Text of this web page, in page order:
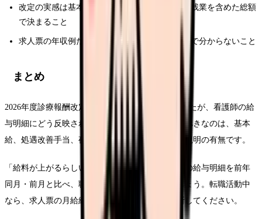
改定の実感は基本給だけでなく、賞与・夜勤・残業を含めた総額
で決まること
求人票の年収例だけでは、評価料の算定状況まで分からないこと
まとめ
2026年度診療報酬改定は2026年6月に施行されましたが、看護師の給
与明細にどう反映されるかは職場次第です。見るべきなのは、基本
給、処遇改善手当、夜勤手当、賞与算定、届出と説明の有無です。
「給料が上がるらしい」で待つのではなく、今月の給与明細を前年
同月・前月と比べ、職場に支給方法を確認しましょう。転職活動中
なら、求人票の月給総額ではなく給与内訳で判断してください。